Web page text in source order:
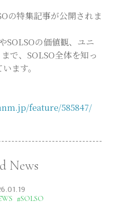
rights reserved.
の特集記事が公開されま
SOLSOの価値観、ユニ
で、SOLSO全体を知っ
ます。
feature/585847/
News
#SOLSO